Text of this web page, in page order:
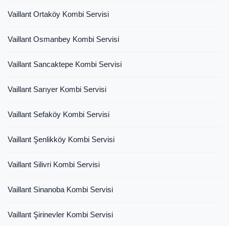
Vaillant Ortaköy Kombi Servisi
Vaillant Osmanbey Kombi Servisi
Vaillant Sancaktepe Kombi Servisi
Vaillant Sarıyer Kombi Servisi
Vaillant Sefaköy Kombi Servisi
Vaillant Şenlikköy Kombi Servisi
Vaillant Silivri Kombi Servisi
Vaillant Sinanoba Kombi Servisi
Vaillant Şirinevler Kombi Servisi